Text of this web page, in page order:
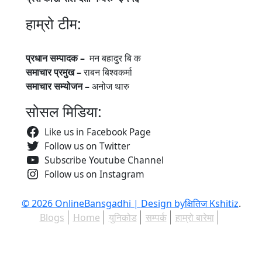
हाम्रो टीम:
प्रधान सम्पादक –मन बहादुर बि क
समाचार प्रमुख –राबन बिश्वकर्मा
समाचार सम्योजन –अनोज थारु
सोसल मिडिया:
Like us in Facebook Page
Follow us on Twitter
Subscribe Youtube Channel
Follow us on Instagram
© 2026 OnlineBansgadhi | Design byक्षितिज Kshitiz.
Blogs
Home युनिकोड सम्पर्क हाम्रो बारेमा